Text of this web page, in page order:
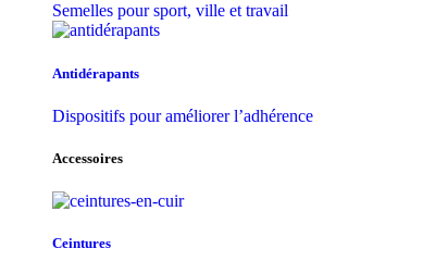
Semelles pour sport, ville et travail
Antidérapants
Dispositifs pour améliorer l’adhérence
Accessoires
Ceintures